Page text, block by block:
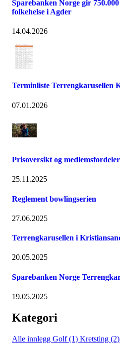
Sparebanken Norge gir
folkehelse i Agder
14.04.2026
Terminliste Terrengkarusellen
07.01.2026
Prisoversikt og medlemsfordeler
25.11.2025
Reglement bowlingserien
27.06.2025
Terrengkarusellen i
20.05.2025
Sparebanken Norge
19.05.2025
Kategori
Alle innlegg Golf (1) Kretsting (2)